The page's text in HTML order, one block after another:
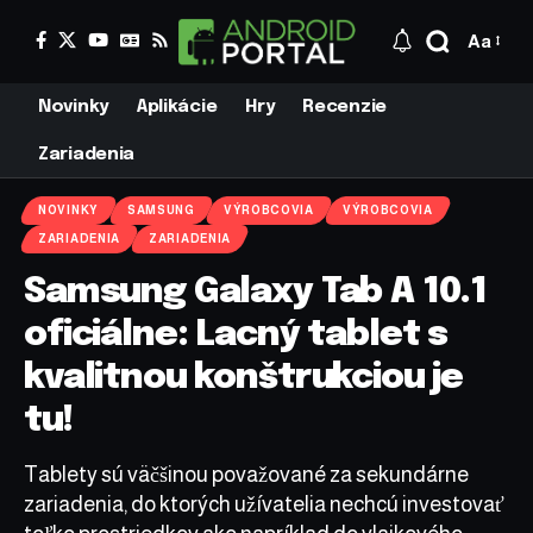
Aa
Novinky Aplikácie Hry Recenzie
Zariadenia
NOVINKY SAMSUNG VÝROBCOVIA VÝROBCOVIA
ZARIADENIA ZARIADENIA
Samsung Galaxy Tab A 10.1
oficiálne: Lacný tablet s
kvalitnou konštrukciou je
tu!
Tablety sú väčšinou považované za sekundárne
zariadenia, do ktorých užívatelia nechcú investovať